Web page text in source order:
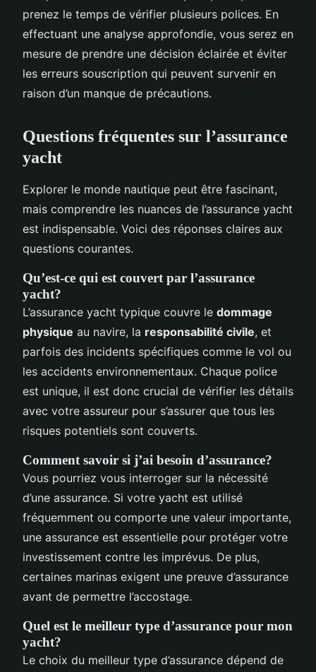
prenez le temps de vérifier plusieurs polices. En
effectuant une analyse approfondie, vous serez en
mesure de prendre une décision éclairée et éviter
les erreurs souscription qui peuvent survenir en
raison d’un manque de précautions.
Questions fréquentes sur l’assurance
yacht
Explorer le monde nautique peut être fascinant,
mais comprendre les nuances de l’assurance yacht
est indispensable. Voici des réponses claires aux
questions courantes.
Qu’est-ce qui est couvert par l’assurance
yacht?
L’assurance yacht typique couvre le dommage
physique au navire, la responsabilité civile, et
parfois des incidents spécifiques comme le vol ou
les accidents environnementaux. Chaque police
est unique, il est donc crucial de vérifier les détails
avec votre assureur pour s’assurer que tous les
risques potentiels sont couverts.
Comment savoir si j’ai besoin d’assurance?
Vous pourriez vous interroger sur la nécessité
d’une assurance. Si votre yacht est utilisé
fréquemment ou comporte une valeur importante,
une assurance est essentielle pour protéger votre
investissement contre les imprévus. De plus,
certaines marinas exigent une preuve d’assurance
avant de permettre l’accostage.
Quel est le meilleur type d’assurance pour mon
yacht?
Le choix du meilleur type d’assurance dépend de